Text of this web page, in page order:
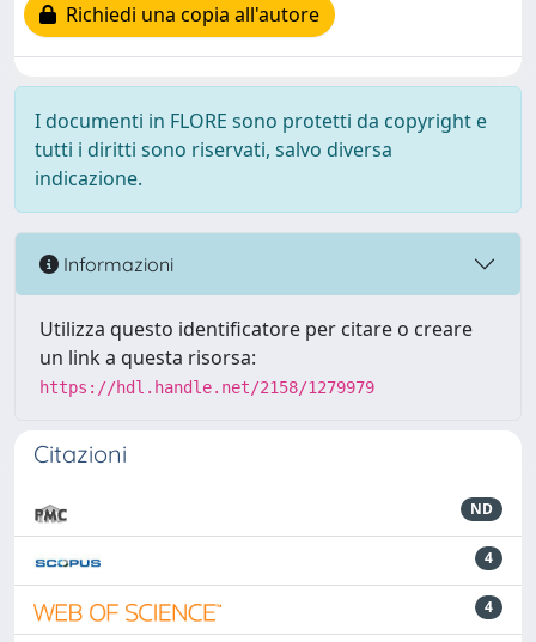
Richiedi una copia all'autore
I documenti in FLORE sono protetti da copyright e
tutti i diritti sono riservati, salvo diversa
indicazione.
Informazioni
Utilizza questo identificatore per citare o creare
un link a questa risorsa:
https://hdl.handle.net/2158/1279979
Citazioni
ND
4
4